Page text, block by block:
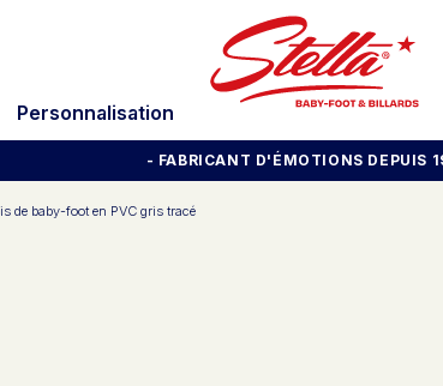
Personnalisation
- FABRICANT D'ÉMOTIONS DEPUIS
de baby-foot en PVC gris tracé